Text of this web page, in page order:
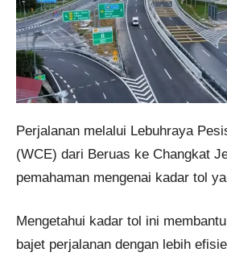
Perjalanan melalui Lebuhraya
(WCE) dari Beruas ke Changkat
pemahaman mengenai kadar tol
Mengetahui kadar tol ini
bajet perjalanan dengan lebih